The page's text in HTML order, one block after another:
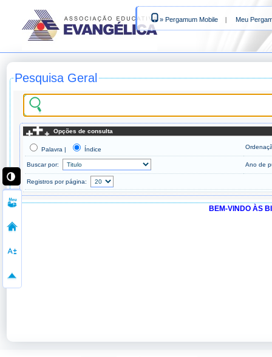
» Pergamum Mobile | Meu
Pesquisa Geral
Opções de consulta
Palavra | Índice
Buscar por: Ano de
Registros por página:
BEM-VINDO ÀS